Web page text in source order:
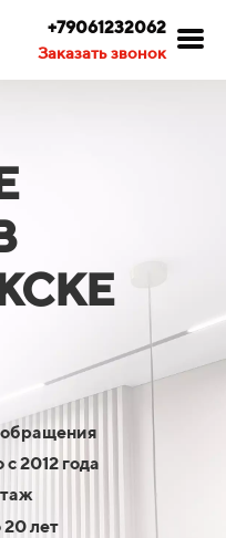
+79061232062
Заказать звонок
2012 года
лет